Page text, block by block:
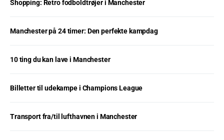
Shopping: Retro fodboldtrøjer i Manchester
Manchester på 24 timer: Den perfekte kampdag
10 ting du kan lave i Manchester
Billetter til udekampe i Champions League
Transport fra/til lufthavnen i Manchester